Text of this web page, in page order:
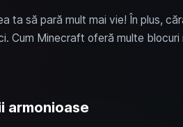
ta să pară mult mai vie! În plus,
Cum Minecraft oferă multe
armonioase